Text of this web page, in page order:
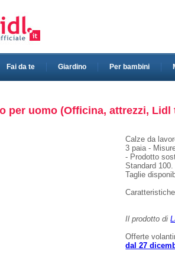
Fai da te Giardino Per bambini
per uomo (Officina, attrezzi, Lidl
Calze da
3 paia -
- Prodotto
Standard
Taglie
Caratteristiche
Il prodotto di
Offerte
dal 27